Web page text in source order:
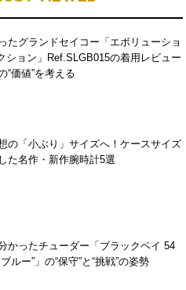
たグランドセイコー「エボリューショ
ション」Ref.SLGB015の着用レビュー
“価値”を考える
の「小ぶり」サイズへ！ケースサイズ
た名作・新作腕時計5選
かったチューダー「ブラックベイ 54
ルー”」の“保守”と“挑戦”の姿勢